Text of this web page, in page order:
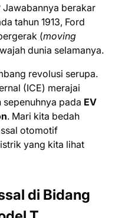
berakar
tahun 1913, Ford
(moving
dunia selamanya.
revolusi serupa.
(ICE) merajai
pada EV
. Mari kita bedah
otomotif
yang kita lihat
di Bidang